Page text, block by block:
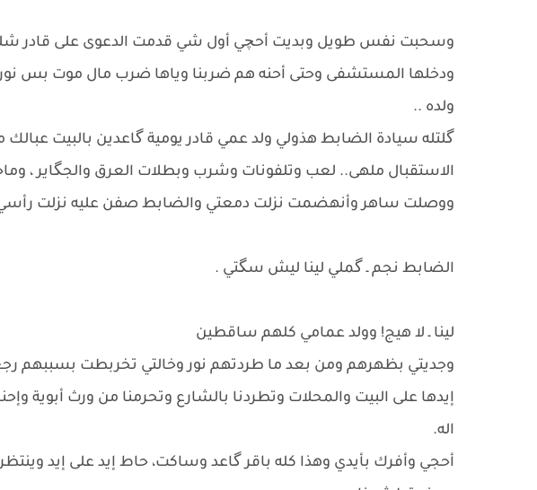
وسحبت نفس طويل وبديت أحچي أول شي قدمت الدعوى على قادر
ودخلها المستشفى وحتى أحنه هم ضربنا وياها ضرب مال موت بس نور
ولده ..
گلتله سيادة الضابط هذولي ولد عمي قادر يومية گاعدين بالبيت
الاستقبال ملهى.. لعب وتلفونات وشرب وبطلات العرق والجگاير ،
ووصلت ساهر وأنهضمت نزلت دمعتي والضابط صفن عليه نزلت
الضابط نجم ـ گملي لينا ليش سگتي .
لينا ـ لا هيج! وولد عمامي كلهم ساقطين
وجديتي بظهرهم ومن بعد ما طردتهم نور وخالتي تخربطت بسببهم
إيدها على البيت والمحلات وتطردنا بالشارع وتحرمنا من ورث أبوية
اله.
أحجي وأفرك بأيدي ​وهذا كله باقر گاعد وساكت، حاط إيد على إيد